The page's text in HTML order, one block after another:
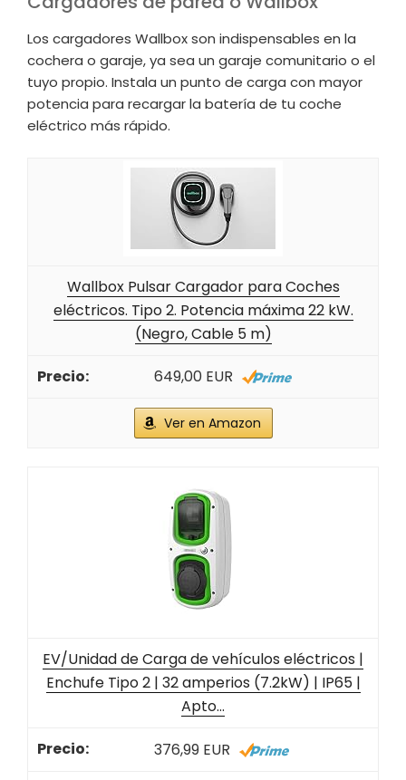
Los cargadores Wallbox son indispensables en la
cochera o garaje, ya sea un garaje comunitario o el
tuyo propio. Instala un punto de carga con mayor
potencia para recargar la batería de tu coche
eléctrico más rápido.
Wallbox Pulsar Cargador para Coches
eléctricos. Tipo 2. Potencia máxima 22 kW.
(Negro, Cable 5 m)
649,00 EUR
Ver en Amazon
EV/Unidad de Carga de vehículos eléctricos |
Enchufe Tipo 2 | 32 amperios (7.2kW) | IP65 |
Apto...
376,99 EUR